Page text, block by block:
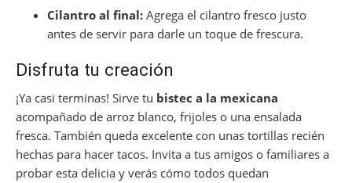
Cilantro al final: Agrega el cilantro fresco justo
antes de servir para darle un toque de frescura.
Disfruta tu creación
¡Ya casi terminas! Sirve tu bistec a la mexicana
acompañado de arroz blanco, frijoles o una ensalada
fresca. También queda excelente con unas tortillas recién
hechas para hacer tacos. Invita a tus amigos o familiares a
probar esta delicia y verás cómo todos quedan